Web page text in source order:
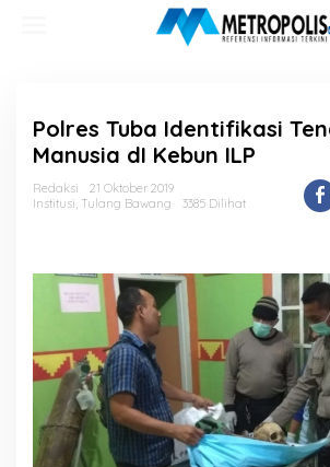
Polres Tuba Identifikasi
Manusia dI Kebun ILP
Redaksi
21 Oktober 2019
Institusi, Tulang Bawang 3385 Dilihat